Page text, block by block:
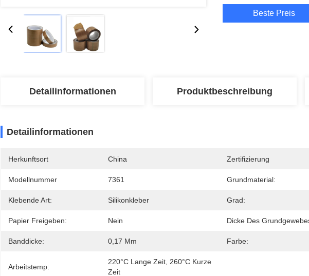
Beste Preis
Detailinformationen Produktbeschreibung
Detailinformationen
Herkunftsort China Zertifizierung
Modellnummer 7361 Grundmaterial:
Klebende Art: Silikonkleber Grad:
Papier Freigeben: Nein Dicke Des
Banddicke: 0,17 Mm Farbe:
Arbeitstemp:
220°C Lange Zeit, 260°C Kurze
Zeit